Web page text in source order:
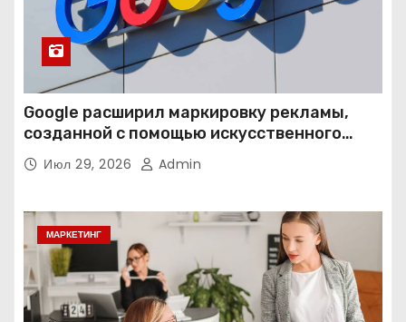
Google расширил маркировку рекламы,
созданной с помощью искусственного
интеллекта
Июл 29, 2026 Admin
МАРКЕТИНГ